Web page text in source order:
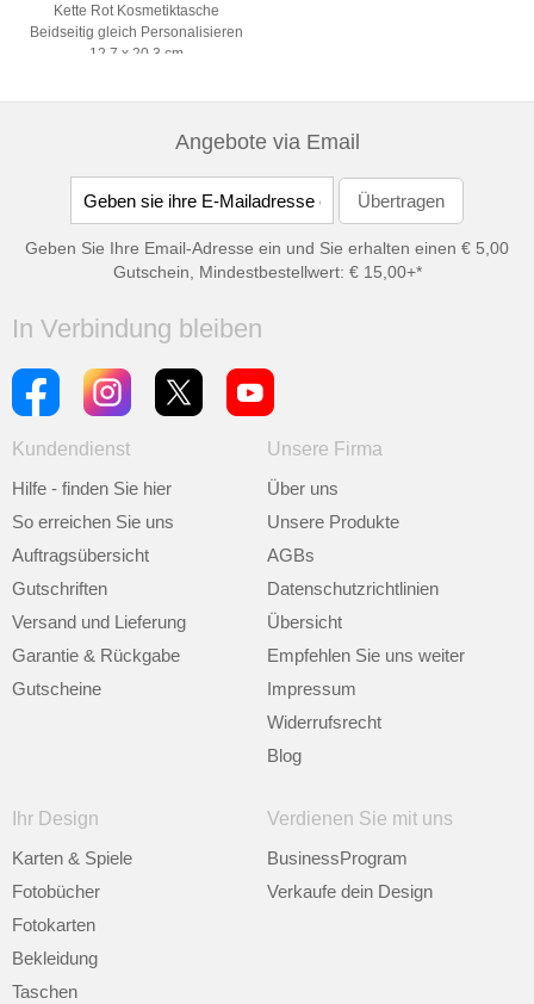
Kette Rot Kosmetiktasche
Beidseitig gleich Personalisieren
12,7 x 20,3 cm
Angebote via Email
Geben Sie Ihre Email-Adresse ein und Sie erhalten einen € 5,00
Gutschein, Mindestbestellwert: € 15,00+*
In Verbindung bleiben
Kundendienst
Hilfe - finden Sie hier
So erreichen Sie uns
Auftragsübersicht
Gutschriften
Versand und Lieferung
Garantie & Rückgabe
Gutscheine
Unsere Firma
Über uns
Unsere Produkte
AGBs
Datenschutzrichtlinien
Übersicht
Empfehlen Sie uns weiter
Impressum
Widerrufsrecht
Blog
Ihr Design
Karten & Spiele
Fotobücher
Fotokarten
Bekleidung
Taschen
Verdienen Sie mit uns
BusinessProgram
Verkaufe dein Design